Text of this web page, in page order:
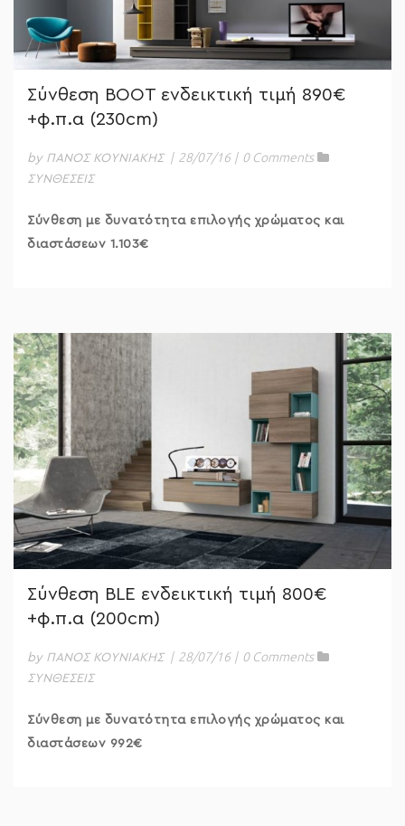
Σύνθεση BOOT ενδεικτική τιμή 890€
+φ.π.α (230cm)
by ΠΑΝΟΣ ΚΟΥΝΙΑΚΗΣ | 28/07/16 | 0 Comments
ΣΥΝΘΕΣΕΙΣ
Σύνθεση με δυνατότητα επιλογής χρώματος και
διαστάσεων 1.103€
Σύνθεση BLE ενδεικτική τιμή 800€
+φ.π.α (200cm)
by ΠΑΝΟΣ ΚΟΥΝΙΑΚΗΣ | 28/07/16 | 0 Comments
ΣΥΝΘΕΣΕΙΣ
Σύνθεση με δυνατότητα επιλογής χρώματος και
διαστάσεων 992€